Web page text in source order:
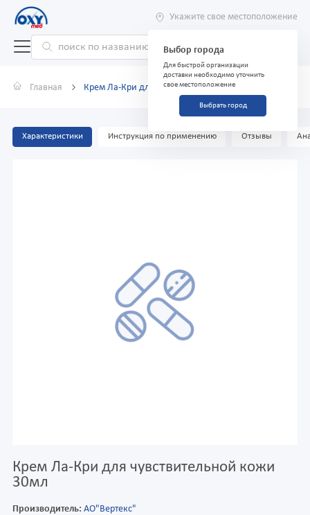
Укажите свое местоположение
Выбор города
Для быстрой организации
доставки необходимо уточнить
свое местоположение
Выбрать город
Главная Крем Ла-Кри для чувствительной кожи 30мл
Характеристики Инструкция по применению Отзывы
Крем Ла-Кри для чувствительной кожи
30мл
Производитель: АО"Вертекс"